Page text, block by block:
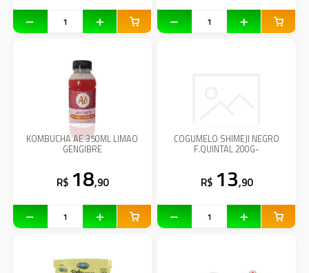
KOMBUCHA AE 350ML LIMAO
GENGIBRE
R$ 18,90
COGUMELO SHIMEJI NEGRO
F.QUINTAL 200G-
R$ 13,90